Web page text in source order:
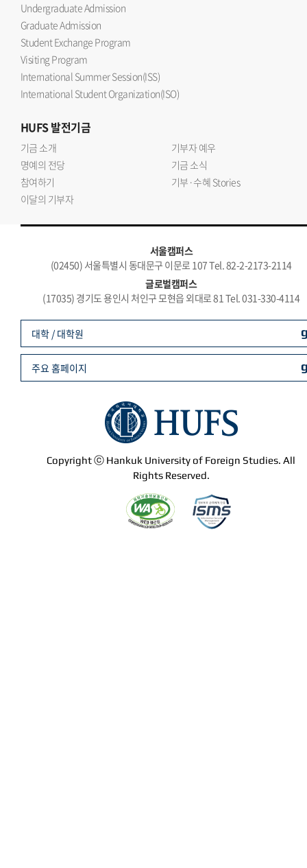
Undergraduate Admission
Graduate Admission
Student Exchange Program
Visiting Program
International Summer Session(ISS)
International Student Organization(ISO)
HUFS발전기금
기금 소개
기부자 예우
명예의 전당
기금 소식
참여하기
기부·수혜 Stories
이달의 기부자
서울캠퍼스
(02450) 서울특별시 동대문구 이문로 107 Tel. 82-2-2173-2114
글로벌캠퍼스
(17035) 경기도 용인시 처인구 모현읍 외대로 81 Tel. 031-330-4114
Copyright ⓒ Hankuk University of Foreign Studies. All
Rights Reserved.
대학 / 대학원
주요 홈페이지